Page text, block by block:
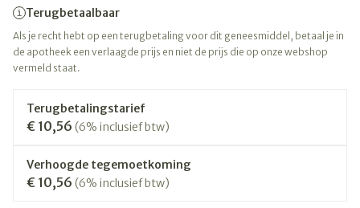
Terugbetaalbaar
Als je recht hebt op een terugbetaling voor dit geneesmiddel, betaal je in
de apotheek een verlaagde prijs en niet de prijs die op onze webshop
vermeld staat.
Terugbetalingstarief
€ 10,56 (6% inclusief btw)
Verhoogde tegemoetkoming
€ 10,56 (6% inclusief btw)